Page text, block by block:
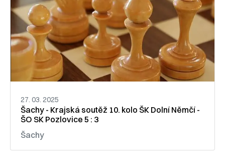
27. 03. 2025
Šachy - Krajská soutěž 10. kolo ŠK Dolní Němčí -
ŠO SK Pozlovice 5 : 3
Šachy